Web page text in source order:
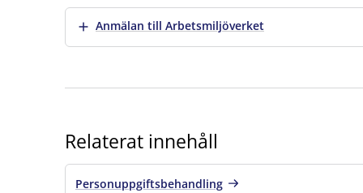
Visa merAnmälan till Arbetsmiljöverket
Relaterat innehåll
Personuppgiftsbehandling